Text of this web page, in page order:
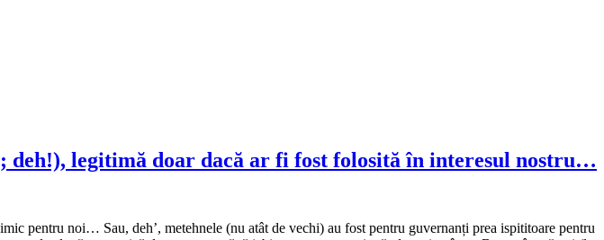
deh!), legitimă doar dacă ar fi fost folosită în interesul nostru…
pentru noi… Sau, deh’, metehnele (nu atât de vechi) au fost pentru guvernanți prea ispititoare pentru